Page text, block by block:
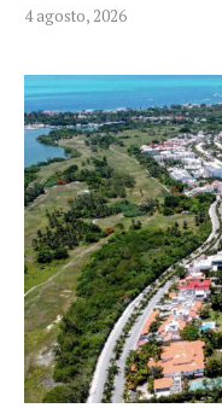
4 agosto, 2026